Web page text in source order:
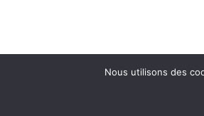
Nous utilisons des